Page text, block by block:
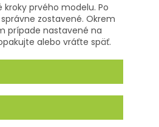
prvého modelu. Po
zostavené. Okrem
prípade nastavené na
alebo vráťte späť.